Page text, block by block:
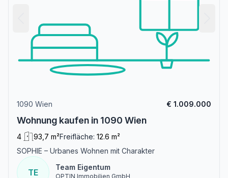
1090 Wien € 1.009.000
Wohnung kaufen in 1090 Wien
4 93,7 m²Freifläche: 12.6 m²
SOPHIE – Urbanes Wohnen mit Charakter
TE
Team Eigentum
OPTIN Immobilien GmbH